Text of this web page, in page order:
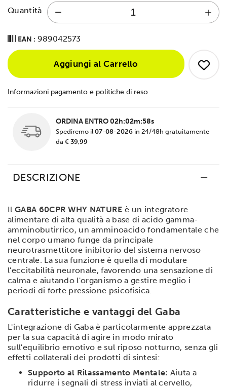
Quantità
EAN : 989042573
Aggiungi al Carrello
Informazioni pagamento e politiche di reso
ORDINA ENTRO02h:02m:57s
Spediremo il 07-08-2026 in 24/48h gratuitamente
da € 39,99
DESCRIZIONE
Il GABA 60CPR WHY NATURE è un integratore
alimentare di alta qualità a base di acido gamma-
amminobutirrico, un amminoacido fondamentale che
nel corpo umano funge da principale
neurotrasmettitore inibitorio del sistema nervoso
centrale. La sua funzione è quella di modulare
l'eccitabilità neuronale, favorendo una sensazione di
calma e aiutando l'organismo a gestire meglio i
periodi di forte pressione psicofisica.
Caratteristiche e vantaggi del Gaba
L'integrazione di Gaba è particolarmente apprezzata
per la sua capacità di agire in modo mirato
sull'equilibrio emotivo e sul riposo notturno, senza gli
effetti collaterali dei prodotti di sintesi:
Supporto al Rilassamento Mentale: Aiuta a
ridurre i segnali di stress inviati al cervello,